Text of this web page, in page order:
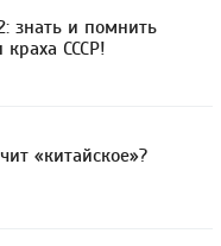
знать и помнить
краха СССР!
«китайское»?